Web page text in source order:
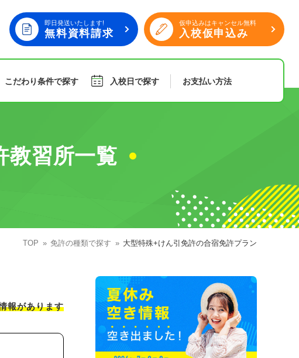
即日発送いたします!
無料資料請求
仮申込みはキャンセル無料
入校仮申込み
大型車/
/二種他
こだわり条件で探す 入校日で探す お支払い方法
教習所一覧
TOP 免許の種類で探す 大型特殊+けん引免許の合宿免許プラン
報があります